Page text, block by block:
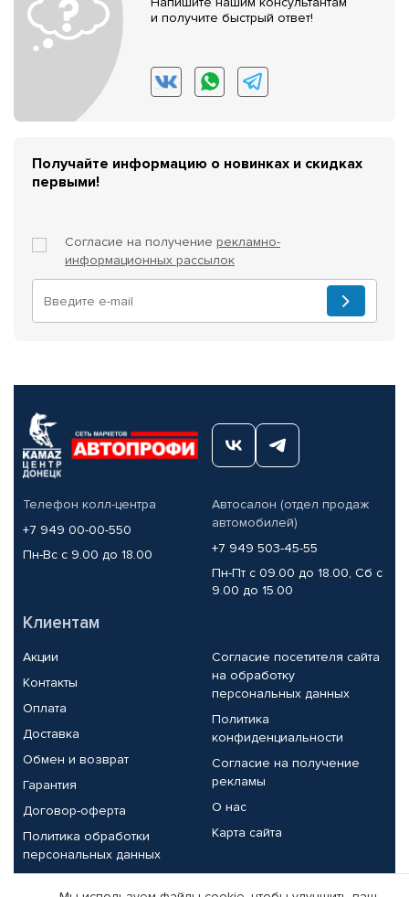
и получите быстрый ответ!
Получайте информацию о новинках и скидках
первыми!
Согласие на получение рекламно-
информационных рассылок
Телефон колл-центра
+7 949 00-00-550
Пн-Вс с 9.00 до 18.00
Автосалон (отдел продаж
автомобилей)
+7 949 503-45-55
Пн-Пт с 09.00 до 18.00, Сб с
9.00 до 15.00
Клиентам
Акции
Контакты
Оплата
Доставка
Обмен и возврат
Гарантия
Договор-оферта
Политика обработки
персональных данных
Согласие посетителя сайта
на обработку
персональных данных
Политика
конфиденциальности
Согласие на получение
рекламы
О нас
Карта сайта